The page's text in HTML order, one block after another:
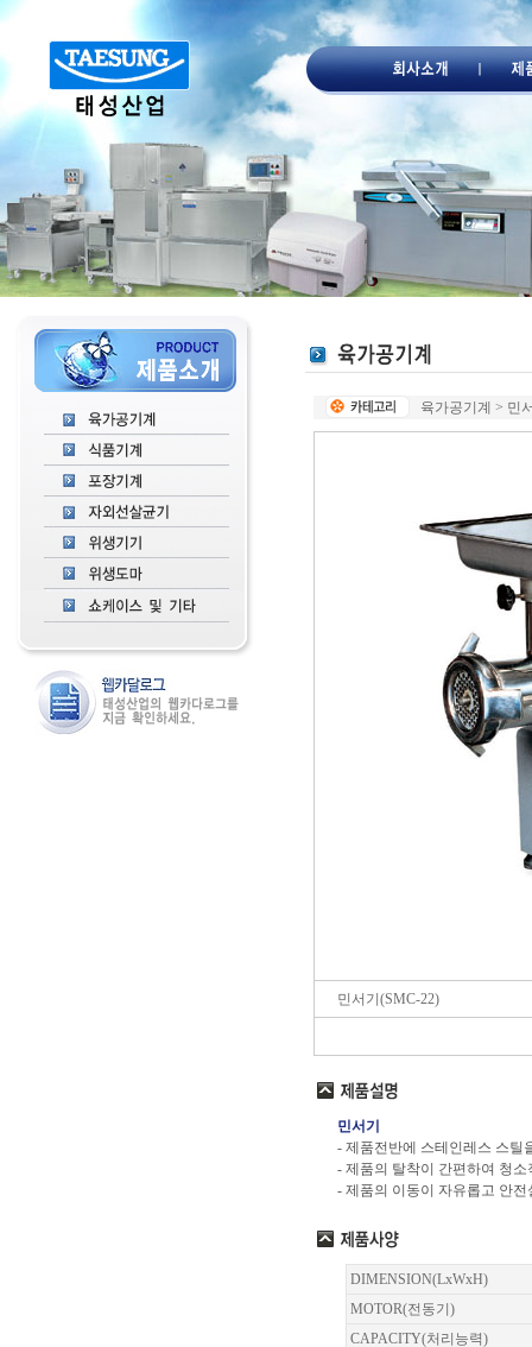
육가공기계 > 민
민서기(SMC-22)
민서기
- 제품전반에 스테인레스 스틸
- 제품의 탈착이 간편하여 청
- 제품의 이동이 자유롭고 안
DIMENSION(LxWxH)
MOTOR(전동기)
CAPACITY(처리능력)